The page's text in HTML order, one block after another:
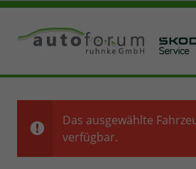
Das ausgewählte
verfügbar.